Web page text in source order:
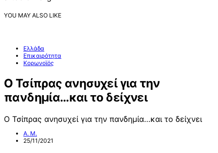
YOU MAY ALSO LIKE
Ελλάδα
Επικαιρότητα
Κορωνοϊός
Ο Τσίπρας ανησυχεί για την
πανδημία…και το δείχνει
Ο Τσίπρας ανησυχεί για την πανδημία…και το δείχνει
Α. Μ.
25/11/2021